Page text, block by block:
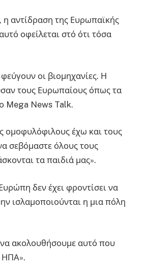
η αντίδραση της Ευρωπαϊκής
οφείλεται στό ότι τόσα
οι βιομηχανίες. Η
τους Ευρωπαίους όπως τα
Mega News Talk.
ομοφυλόφιλους έχω και τους
σεβόμαστε όλους τους
τα παιδιά μας».
δεν έχει φροντίσει να
ισλαμοποιούνται η μια πόλη
να ακολουθήσουμε αυτό που
ΗΠΑ».